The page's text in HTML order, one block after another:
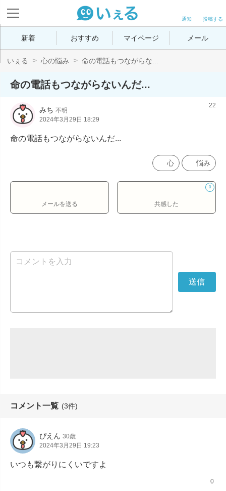
投稿する
通知
新着 おすすめ マイページ メール
いぇる 心の悩み 命の電話もつながらな...
命の電話もつながらないんだ...
みち 不明
2024年3月29日 18:29
22
命の電話もつながらないんだ...
心 悩み
メールを送る
0
共感した
コメント一覧 (3件)
ぴえん 30歳
2024年3月29日 19:23
いつも繋がりにくいですよ
0